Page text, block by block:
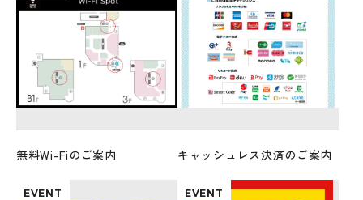
無料Wi-Fiのご案内 キャッシュレス決済のご案内
EVENT EVENT